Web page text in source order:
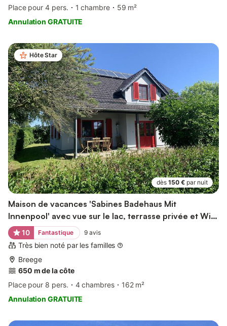
Place pour 4 pers.
1 chambre
59 m²
Annulation GRATUITE
Hôte Star
dès 150 € par nuit
Maison de vacances 'Sabines Badehaus Mit
Innenpool' avec vue sur le lac, terrasse privée et Wi-
Fi
10 Fantastique 9 avis
Très bien noté par les familles
Breege
650 m de la côte
Place pour 8 pers.
4 chambres
162 m²
Annulation GRATUITE